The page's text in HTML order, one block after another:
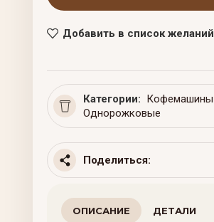
Добавить в список желаний
Категории: Кофемашины
Однорожковые
Поделиться:
ОПИСАНИЕ ДЕТАЛИ